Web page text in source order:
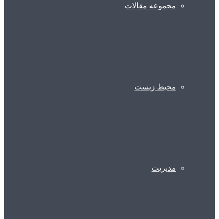
مجموعه مقالات
محیط زیست
مدیریت